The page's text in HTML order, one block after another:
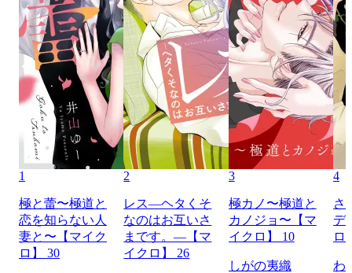
1
極と蕾〜極道と
恋を知らない人
妻と〜【マイク
ロ】 30
2
レス―ヘタくそ
なのはお互いさ
まです。―【マ
イクロ】 26
3
極カノ〜極道と
カノジョ〜【マ
イクロ】 10
しがの夷織
4
さ
デ
ロ
わ